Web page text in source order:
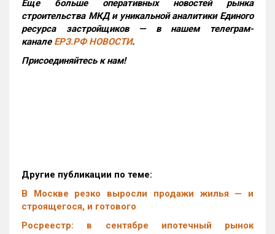
Еще больше оперативных новостей рынка
строительства МКД и уникальной аналитики Единого
ресурса застройщиков — в нашем телеграм-
канале ЕРЗ.РФ НОВОСТИ.
Присоединяйтесь к нам!
Другие публикации по теме:
В Москве резко выросли продажи жилья — и
строящегося, и готового
Росреестр: в сентябре ипотечный рынок